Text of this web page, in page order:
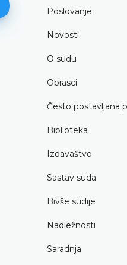
Ocjena
paralelnih
(Član VI/3. tačka a)
DETALJNIJE
Poslovanje
Novosti
O sudu
Obrasci
Često postavljana
Biblioteka
Izdavaštvo
Sastav suda
Bivše sudije
Nadležnosti
Saradnja